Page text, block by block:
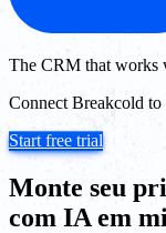
The CRM that works
Connect Breakcold
Start free trial
Monte seu
com IA em